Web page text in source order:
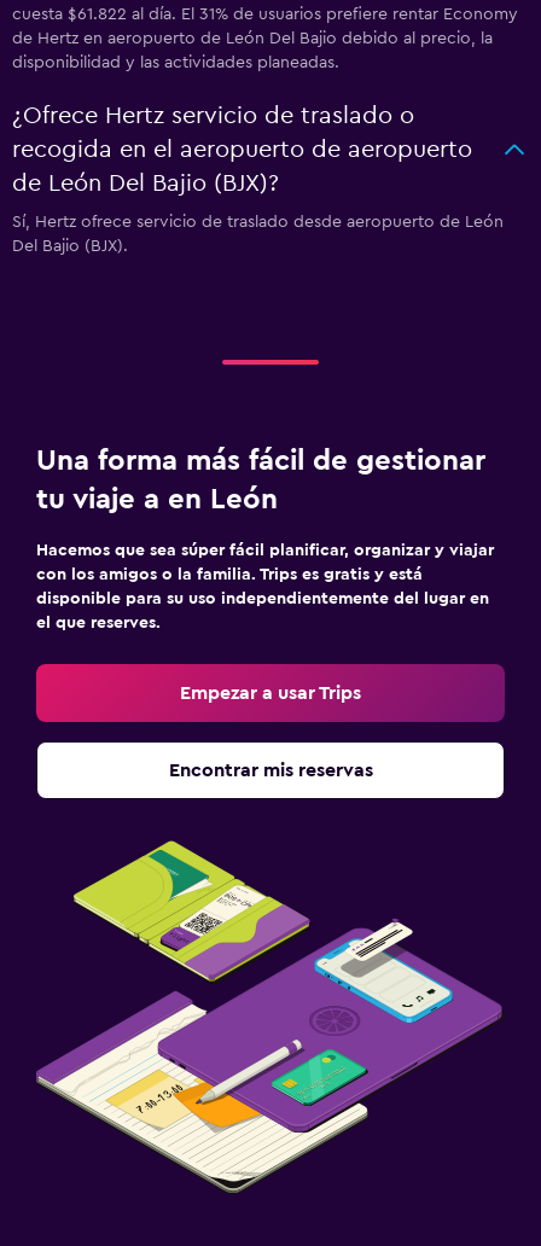
cuesta $61.822 al día. El 31% de usuarios prefiere rentar Economy
de Hertz en aeropuerto de León Del Bajio debido al precio, la
disponibilidad y las actividades planeadas.
¿Ofrece Hertz servicio de traslado o
recogida en el aeropuerto de aeropuerto
de León Del Bajio (BJX)?
Sí, Hertz ofrece servicio de traslado desde aeropuerto de León
Del Bajio (BJX).
Una forma más fácil de gestionar
tu viaje a en León
Hacemos que sea súper fácil planificar, organizar y viajar
con los amigos o la familia. Trips es gratis y está
disponible para su uso independientemente del lugar en
el que reserves.
Empezar a usar Trips
Encontrar mis reservas